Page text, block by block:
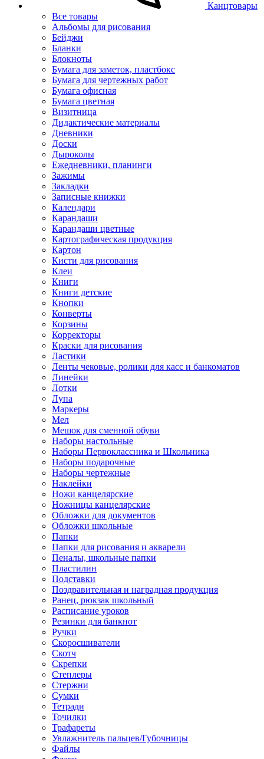
Канцтовары
Все товары
Альбомы для рисования
Бейджи
Бланки
Блокноты
Бумага для заметок, пластбокс
Бумага для чертежных работ
Бумага офисная
Бумага цветная
Визитница
Дидактические материалы
Дневники
Доски
Дыроколы
Ежедневники, планинги
Зажимы
Закладки
Записные книжки
Календари
Карандаши
Карандаши цветные
Картографическая продукция
Картон
Кисти для рисования
Клеи
Книги
Книги детские
Кнопки
Конверты
Корзины
Корректоры
Краски для рисования
Ластики
Ленты чековые, ролики для касс и банкоматов
Линейки
Лотки
Лупа
Маркеры
Мел
Мешок для сменной обуви
Наборы настольные
Наборы Первоклассника и Школьника
Наборы подарочные
Наборы чертежные
Наклейки
Ножи канцелярские
Ножницы канцелярские
Обложки для документов
Обложки школьные
Папки
Папки для рисования и акварели
Пеналы, школьные папки
Пластилин
Подставки
Поздравительная и наградная продукция
Ранец, рюкзак школьный
Расписание уроков
Резинки для банкнот
Ручки
Скоросшиватели
Скотч
Скрепки
Степлеры
Стержни
Сумки
Тетради
Точилки
Трафареты
Увлажнитель пальцев/Губочницы
Файлы